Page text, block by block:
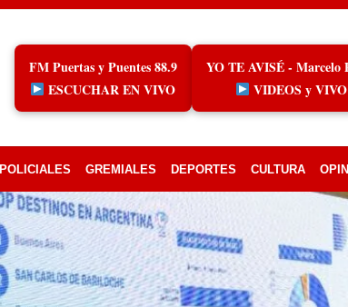
FM Puertas y Puentes 88.9
ESCUCHAR EN VIVO
YO TE AVISÉ - Marcelo
VIDEOS y VIVO
POLICIALES GREMIALES DEPORTES CULTURA